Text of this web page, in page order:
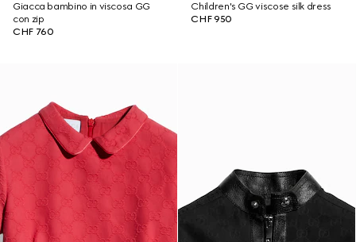
Giacca bambino in viscosa GG
con zip
CHF 760
Children's GG viscose silk dress
CHF 950